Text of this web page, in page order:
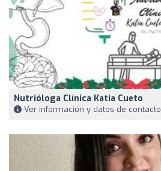
Nutrióloga Clínica Katia Cueto
Ver información y datos de contacto